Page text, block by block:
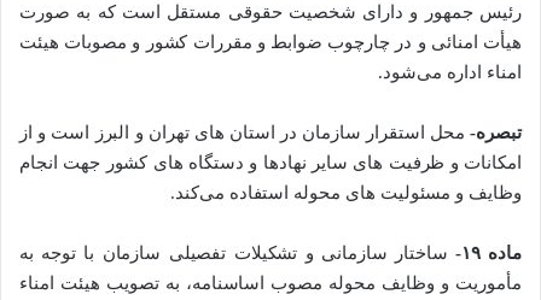
رئیس جمهور و دارای شخصیت حقوقی مستقل است که به صورت
هیأت­ امنائی و در چارچوب ضوابط و مقررات کشور و مصوبات هیئت
امناء اداره می­‌شود.
تبصره-محل استقرار سازمان در استان های تهران و البرز است و از
امکانات و ظرفیت­‌ های سایر نهاد‌ها و دستگاه‌­ های کشور جهت انجام
وظایف و مسئولیت ­‌های محوله استفاده می‌­کند.
ماده ۱۹-
ساختار سازمانی­ و تشکیلات تفصیلی سازمان با توجه به
مأموریت و وظایف محوله مصوب اساسنامه، به تصویب هیئت ­امناء